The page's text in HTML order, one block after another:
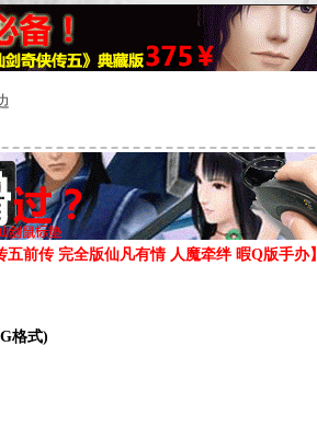
五前传 完全版仙凡有情 人魔牵绊 暇Q版手办】
格式)